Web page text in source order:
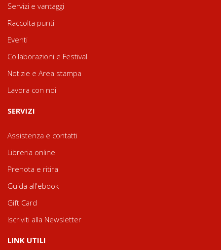
Servizi e vantaggi
Raccolta punti
Eventi
Collaborazioni e Festival
Notizie e Area stampa
Lavora con noi
SERVIZI
Assistenza e contatti
Libreria online
Prenota e ritira
Guida all'ebook
Gift Card
Iscriviti alla Newsletter
LINK UTILI